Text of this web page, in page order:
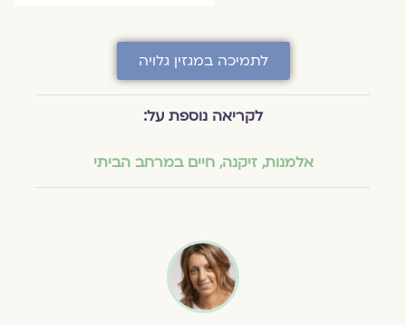
לתמיכה במגזין גלויה
לקריאה נוספת על:
אלמנות,זיקנה,חיים במרחב הביתי